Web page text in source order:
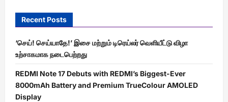
Recent Posts
‘செய்! செய்யாதே!’ இசை மற்றும் டிரெய்லர் வெளியீட்டு விழா
உற்சாகமாக நடைபெற்றது
REDMI Note 17 Debuts with REDMI’s Biggest-Ever
8000mAh Battery and Premium TrueColour AMOLED
Display